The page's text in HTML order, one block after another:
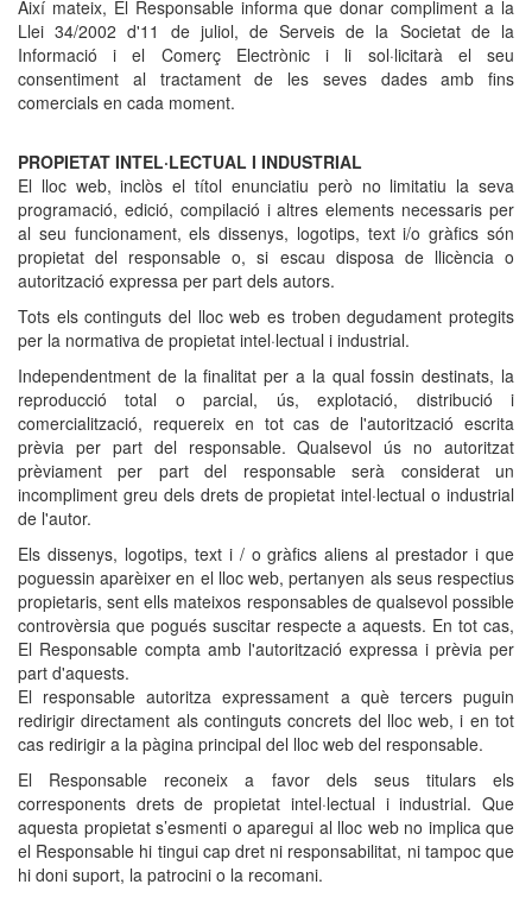
Així mateix, El Responsable informa que donar compliment a la
Llei 34/2002 d'11 de juliol, de Serveis de la Societat de la
Informació i el Comerç Electrònic i li sol·licitarà el seu
consentiment al tractament de les seves dades amb fins
comercials en cada moment.
PROPIETAT INTEL·LECTUAL I INDUSTRIAL
El lloc web, inclòs el títol enunciatiu però no limitatiu la seva
programació, edició, compilació i altres elements necessaris per
al seu funcionament, els dissenys, logotips, text i/o gràfics són
propietat del responsable o, si escau disposa de llicència o
autorització expressa per part dels autors.
Tots els continguts del lloc web es troben degudament protegits
per la normativa de propietat intel·lectual i industrial.
Independentment de la finalitat per a la qual fossin destinats, la
reproducció total o parcial, ús, explotació, distribució i
comercialització, requereix en tot cas de l'autorització escrita
prèvia per part del responsable. Qualsevol ús no autoritzat
prèviament per part del responsable serà considerat un
incompliment greu dels drets de propietat intel·lectual o industrial
de l'autor.
Els dissenys, logotips, text i / o gràfics aliens al prestador i que
poguessin aparèixer en el lloc web, pertanyen als seus respectius
propietaris, sent ells mateixos responsables de qualsevol possible
controvèrsia que pogués suscitar respecte a aquests. En tot cas,
El Responsable compta amb l'autorització expressa i prèvia per
part d'aquests.
El responsable autoritza expressament a què tercers puguin
redirigir directament als continguts concrets del lloc web, i en tot
cas redirigir a la pàgina principal del lloc web del responsable.
El Responsable reconeix a favor dels seus titulars els
corresponents drets de propietat intel·lectual i industrial. Que
aquesta propietat s’esmenti o aparegui al lloc web no implica que
el Responsable hi tingui cap dret ni responsabilitat, ni tampoc que
hi doni suport, la patrocini o la recomani.